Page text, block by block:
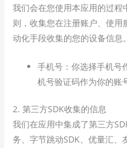
我们会在您使用本应用的过
则，收集您在注册账户、使用
动化手段收集的您的设备信息
手机号：你选择手机号
机号验证码作为你的账
2. 第三方SDK收集的信息
我们在应用中集成了第三方
务、字节跳动SDK、优量汇、